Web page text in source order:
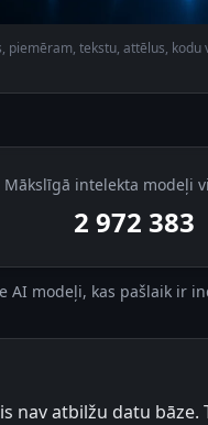
tekstu, attēlus,
Mākslīgā intelekta modeļi
2 972 383
AI modeļi, kas pašlaik ir
nav atbilžu datu